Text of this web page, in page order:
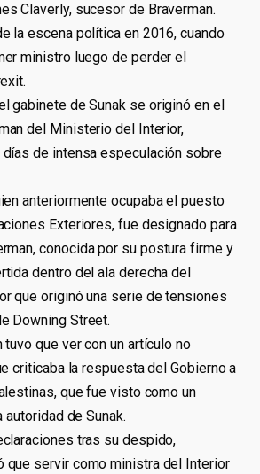
Claverly, sucesor de Braverman.
la escena política en 2016, cuando
ministro luego de perder el
gabinete de Sunak se originó en el
del Ministerio del Interior,
de intensa especulación sobre
anteriormente ocupaba el puesto
Exteriores, fue designado para
conocida por su postura firme y
dentro del ala derecha del
que originó una serie de tensiones
Downing Street.
tuvo que ver con un artículo no
criticaba la respuesta del Gobierno a
que fue visto como un
de Sunak.
tras su despido,
que servir como ministra del Interior